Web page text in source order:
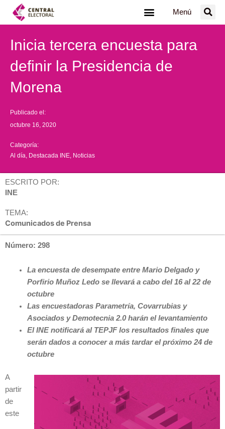
Menú
Inicia tercera encuesta para
definir la Presidencia de
Morena
Publicado el:
octubre 16, 2020
Categoría:
Al día Destacada INE Noticias
ESCRITO POR:
INE
TEMA:
Comunicados de Prensa
Número: 298
La encuesta de desempate entre Mario Delgado y
Porfirio Muñoz Ledo se llevará a cabo del 16 al 22 de
octubre
Las encuestadoras Parametría, Covarrubias y
Asociados y Demotecnia 2.0 harán el levantamiento
El INE notificará al TEPJF los resultados finales que
serán dados a conocer a más tardar el próximo 24 de
octubre
A
partir
de
este